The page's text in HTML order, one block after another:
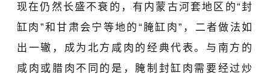
现在仍然长盛不衰的，有内蒙古河套地区的“封
缸肉”和甘肃会宁等地的“腌缸肉”，二者做法如
出一辙，成为北方咸肉的经典代表。与南方的
咸肉或腊肉不同的是，腌制封缸肉需要经过炒